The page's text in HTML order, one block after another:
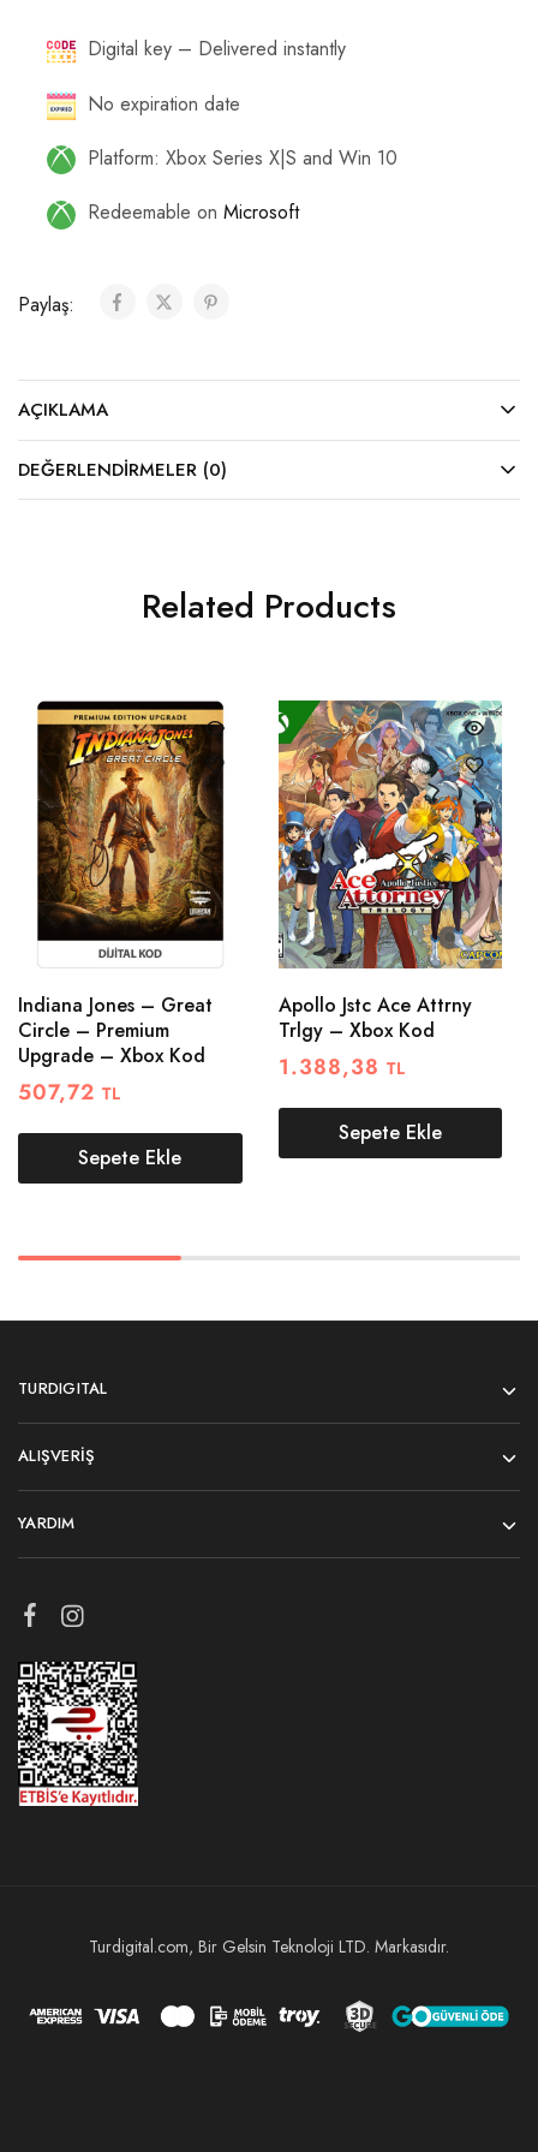
Digital key – Delivered instantly
No expiration date
Platform: Xbox Series X|S and Win 10
Redeemable on Microsoft
Paylaş:
AÇIKLAMA
DEĞERLENDIRMELER (0)
Related Products
Indiana Jones – Great
Circle – Premium
Upgrade – Xbox Kod
507,72 TL
Sepete Ekle
Apollo Jstc Ace Attrny
Trlgy – Xbox Kod
1.388,38 TL
Sepete Ekle
TURDIGITAL
ALIŞVERIŞ
YARDIM
Turdigital.com, Bir Gelsin Teknoloji LTD. Markasıdır.